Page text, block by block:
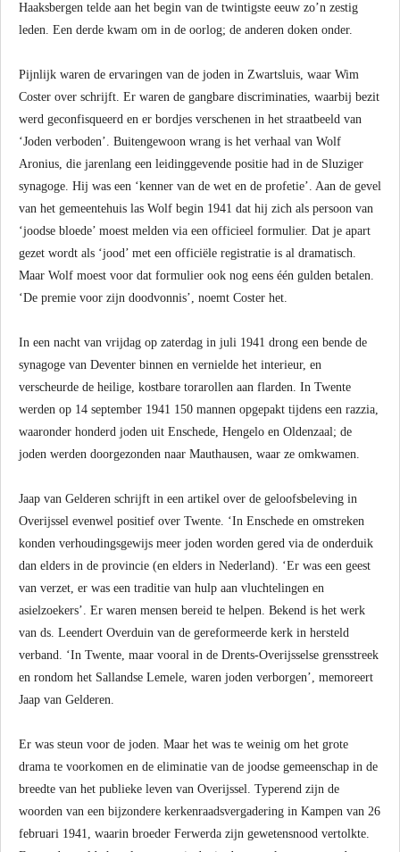
Haaksbergen telde aan het begin van de twintigste eeuw zo’n zestig
leden. Een derde kwam om in de oorlog; de anderen doken onder.
Pijnlijk waren de ervaringen van de joden in Zwartsluis, waar Wim
Coster over schrijft. Er waren de gangbare discriminaties, waarbij bezit
werd geconfisqueerd en er bordjes verschenen in het straatbeeld van
‘Joden verboden’. Buitengewoon wrang is het verhaal van Wolf
Aronius, die jarenlang een leidinggevende positie had in de Sluziger
synagoge. Hij was een ‘kenner van de wet en de profetie’. Aan de gevel
van het gemeentehuis las Wolf begin 1941 dat hij zich als persoon van
‘joodse bloede’ moest melden via een officieel formulier. Dat je apart
gezet wordt als ‘jood’ met een officiële registratie is al dramatisch.
Maar Wolf moest voor dat formulier ook nog eens één gulden betalen.
‘De premie voor zijn doodvonnis’, noemt Coster het.
In een nacht van vrijdag op zaterdag in juli 1941 drong een bende de
synagoge van Deventer binnen en vernielde het interieur, en
verscheurde de heilige, kostbare torarollen aan flarden. In Twente
werden op 14 september 1941 150 mannen opgepakt tijdens een razzia,
waaronder honderd joden uit Enschede, Hengelo en Oldenzaal; de
joden werden doorgezonden naar Mauthausen, waar ze omkwamen.
Jaap van Gelderen schrijft in een artikel over de geloofsbeleving in
Overijssel evenwel positief over Twente. ‘In Enschede en omstreken
konden verhoudingsgewijs meer joden worden gered via de onderduik
dan elders in de provincie (en elders in Nederland). ‘Er was een geest
van verzet, er was een traditie van hulp aan vluchtelingen en
asielzoekers’. Er waren mensen bereid te helpen. Bekend is het werk
van ds. Leendert Overduin van de gereformeerde kerk in hersteld
verband. ‘In Twente, maar vooral in de Drents-Overijsselse grensstreek
en rondom het Sallandse Lemele, waren joden verborgen’, memoreert
Jaap van Gelderen.
Er was steun voor de joden. Maar het was te weinig om het grote
drama te voorkomen en de eliminatie van de joodse gemeenschap in de
breedte van het publieke leven van Overijssel. Typerend zijn de
woorden van een bijzondere kerkenraadsvergadering in Kampen van 26
februari 1941, waarin broeder Ferwerda zijn gewetensnood vertolkte.